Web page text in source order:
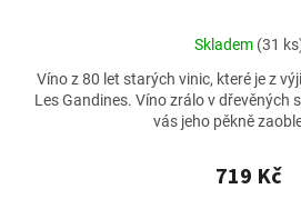
je
5,0
5
Skladem (31
719 Kč
Víno z 80 let starých vinic, které je z
Les Gandines. Víno zrálo v dřevěných
vás jeho pěkně